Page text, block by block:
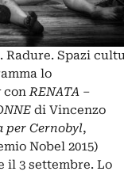
Radure. Spazi
lo
conRENATA –
di Vincenzo
per Cernobyl,
Nobel 2015)
il 3 settembre. Lo